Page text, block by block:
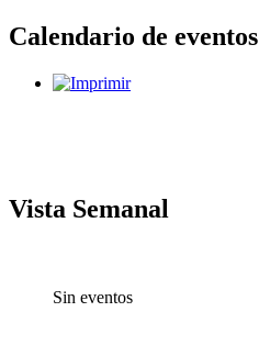
Calendario de eventos
Vista Semanal
Sin eventos